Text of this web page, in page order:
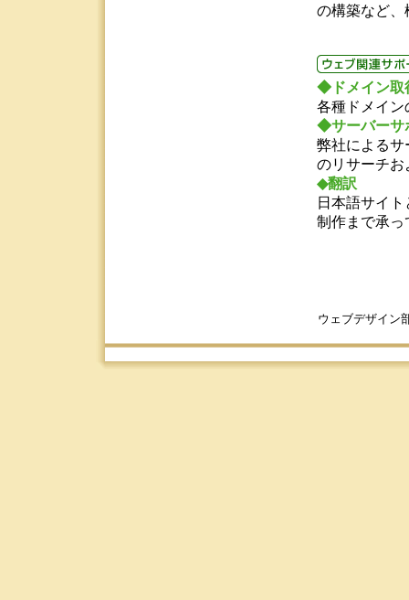
の構築など、
◆ドメイン取
各種ドメイン
◆サーバーサ
弊社によるサ
のリサーチお
◆翻訳
日本語サイ
制作まで承っ
ウェブデザイン